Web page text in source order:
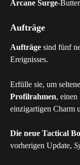
Arcane Surge-
Aufträge
Aufträge sind fünf
Ereignisses.
Erfülle sie, um
Profilrahmen,
einzigartigen Charm
Die neue Tactical
vorherigen Update,